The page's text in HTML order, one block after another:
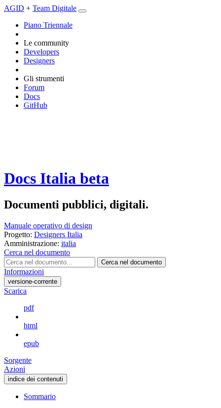
AGID + Team Digitale
Piano Triennale
Le community
Developers
Designers
Gli strumenti
Forum
Docs
GitHub
Docs Italia beta
Documenti pubblici, digitali.
Manuale operativo di design
Progetto: Designers Italia
Amministrazione: italia
Cerca nel documento
Cerca nel documento
Informazioni
versione-corrente
Scarica
pdf
html
epub
Sorgente
Azioni
indice dei contenuti
Sommario